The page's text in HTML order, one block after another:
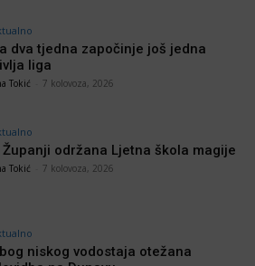
dva tjedna započinje još jedna
liga
Tokić 7 kolovoza, 2026
Županji održana Ljetna škola magije
Tokić 7 kolovoza, 2026
niskog vodostaja otežana